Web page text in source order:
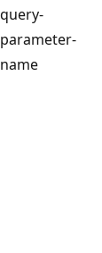
query-
parameter-
name